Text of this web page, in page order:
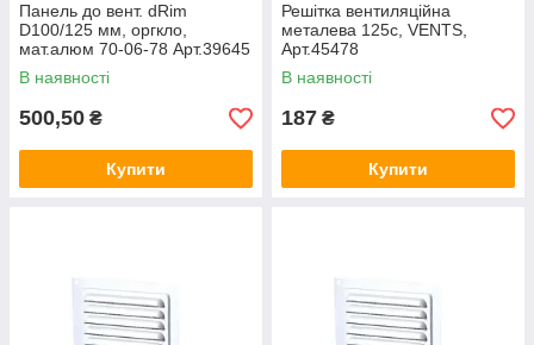
Панель до вент. dRim
D100/125 мм, оргкло,
мат.алюм 70-06-78 Арт.39645
AirRoxy
В наявності
500,50 ₴
Купити
Решітка вентиляційна
металева 125с, VENTS,
Арт.45478
В наявності
187 ₴
Купити